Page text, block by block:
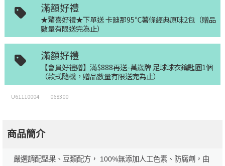
滿額好禮
★驚喜好禮★下單送 卡廸那95℃薯條經典原味2包（贈品
數量有限送完為止）
滿額好禮
【會員好禮贈】滿$888再送-萬歲牌 足球球衣鑰匙圈1個
（款式隨機，贈品數量有限送完為止）
U61110004 068300
商品簡介
嚴選調配堅果、豆類配方， 100%無添加人工色素、防腐劑，由